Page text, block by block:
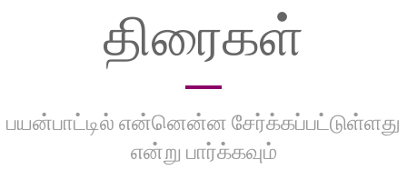
திரைகள்
பயன்பாட்டில் என்னென்ன சேர்க்கப்பட்டுள்ளது
என்று பார்க்கவும்